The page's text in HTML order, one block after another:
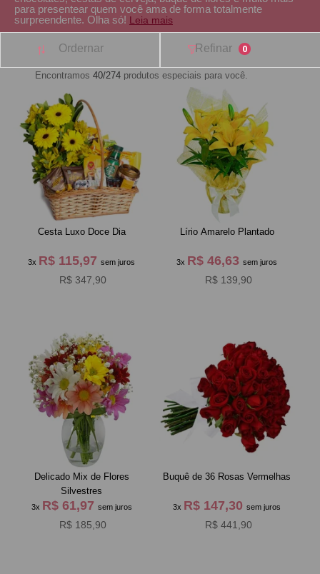
para presentear quem você ama de forma totalmente
surpreendente. Olha só! Leia mais
Refinar 0
Ordernar
Encontramos40/274 produtos especiais para você.
Cesta Luxo Doce Dia
3x R$ 115,97sem juros
R$ 347,90
Lírio Amarelo Plantado
3x R$ 46,63sem juros
R$ 139,90
Delicado Mix de Flores
Silvestres
3x R$ 61,97 sem juros
R$ 185,90
Buquê de 36 Rosas Vermelhas
3x R$ 147,30sem juros
R$ 441,90